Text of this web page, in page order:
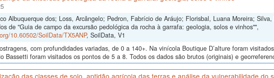
Albuquerque dos; Loss, Arcângelo; Pedron, Fabrício de Aráujo; Florisbal, Luana Moreira;
de "Guia de campo da excursão pedológica da rocha à garrafa: geologia, solos e vinhos"",
10.60502/SoilData/TX5ANP, SoilData, V1
com profundidades variadas, de 0 a 140+. Na vinícola Boutique D’alture foram
Bassetti foram visitados os pontos de 5 a 8. Todos os dados são brutos (originais) e
das classes de solo, aptidão agrícola das terras e análise da vulnerabilidade do